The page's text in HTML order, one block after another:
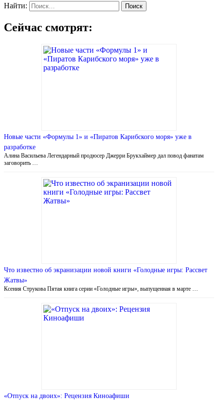
Найти:
Сейчас смотрят:
Новые части «Формулы 1» и «Пиратов Карибского моря» уже в
разработке
Алина Васильева Легендарный продюсер Джерри Брукхаймер дал повод фанатам
заговорить …
Что известно об экранизации новой книги «Голодные игры: Рассвет
Жатвы»
Ксения Струкова Пятая книга серии «Голодные игры», выпущенная в марте …
«Отпуск на двоих»: Рецензия Киноафиши